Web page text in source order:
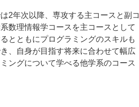
2年次以降、専攻する主コースと副コ
数理情報学コースを主コースとして
とともにプログラミングのスキルも
、自身が目指す将来に合わせて幅広
ングについて学べる他学系のコース